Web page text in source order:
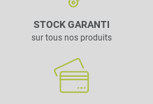
STOCK GARANTI
sur tous nos produits